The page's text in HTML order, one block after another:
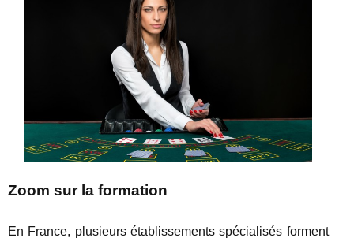
Zoom sur la formation
En France, plusieurs établissements spécialisés forment